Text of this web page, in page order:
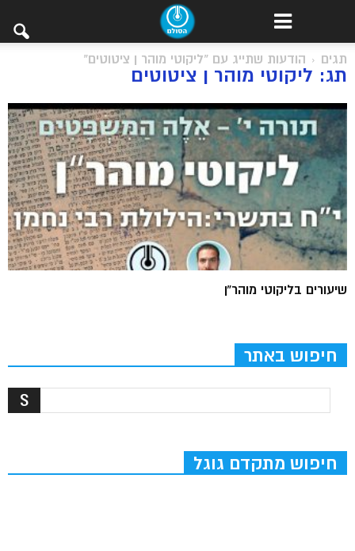
תגים הודעות שתייג עם "ליקוטי מוהר ן ציטוטים"
תג: ליקוטי מוהר ן ציטוטים
שיעורים בליקוטי מוהר”ן
חיפוש באתר
חיפוש מתקדם גוגל